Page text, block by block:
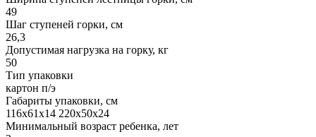
49
Шаг ступеней горки, см
26,3
Допустимая нагрузка на горку, кг
50
Тип упаковки
картон п/э
Габариты упаковки, см
116х61х14 220х50х24
Минимальный возраст ребенка, лет